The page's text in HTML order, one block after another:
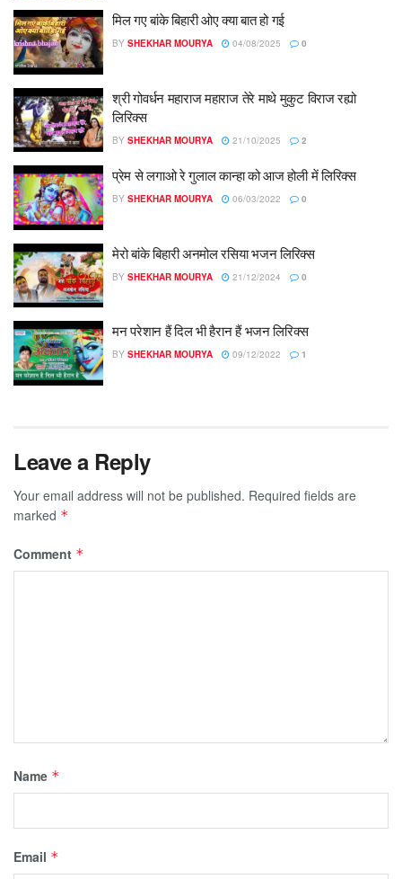
मिल गए बांके बिहारी ओए क्या बात हो गई
BY SHEKHAR MOURYA 04/08/2025 0
श्री गोवर्धन महाराज महाराज तेरे माथे मुकुट विराज रह्यो
लिरिक्स
BY SHEKHAR MOURYA 21/10/2025 2
प्रेम से लगाओ रे गुलाल कान्हा को आज होली में लिरिक्स
BY SHEKHAR MOURYA 06/03/2022 0
मेरो बांके बिहारी अनमोल रसिया भजन लिरिक्स
BY SHEKHAR MOURYA 21/12/2024 0
मन परेशान हैं दिल भी हैरान हैं भजन लिरिक्स
BY SHEKHAR MOURYA 09/12/2022 1
Leave a Reply
Your email address will not be published. Required fields are
marked *
Comment *
Name *
Email *